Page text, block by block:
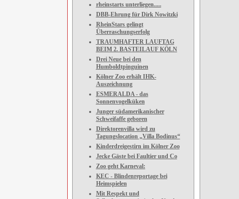
rheinstarts unterliegen.....
DBB-Ehrung für Dirk Nowitzki
RheinStars gelingt
Überraschungserfolg
TRAUMHAFTER LAUFTAG
BEIM 2. BASTEILAUF KÖLN
Drei Neue bei den
Humboldtpinguinen
Kölner Zoo erhält IHK-
Auszeichnung
ESMERALDA - das
Sonnenvogelküken
Junger südamerikanischer
Schweifaffe geboren
Direktorenvilla wird zu
Tagungslocation „Villa Bodinus“
Kinderdreigestirn im Kölner Zoo
Jecke Gäste bei Faultier und Co
Zoo geht Karneval:
KEC - Blindenreportage bei
Heimspielen
Mit Respekt und